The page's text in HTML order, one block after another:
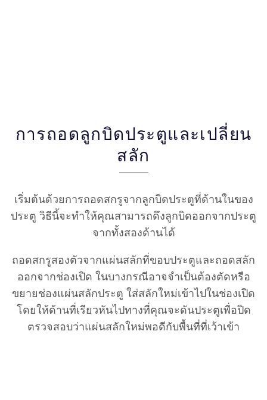
การถอดลูกบิดประตูและเปลี่ยน
สลัก
เริ่มต้นด้วยการถอดสกรูจากลูกบิดประตูที่ด้านในของ
ประตู วิธีนี้จะทำให้คุณสามารถดึงลูกบิดออกจากประตู
จากทั้งสองด้านได้
ถอดสกรูสองตัวจากแผ่นสลักที่ขอบประตูและถอดสลัก
ออกจากช่องเปิด ในบางกรณีอาจจำเป็นต้องตัดหรือ
ขยายช่องแผ่นสลักประตู ใส่สลักใหม่เข้าไปในช่องเปิด
โดยให้ด้านที่เรียวหันไปทางที่คุณจะดันประตูเพื่อปิด
ตรวจสอบว่าแผ่นสลักใหม่พอดีกับพื้นที่ที่เว้าเข้า